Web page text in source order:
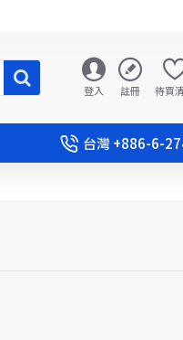
登入 註冊 待買
台灣 +886-6-